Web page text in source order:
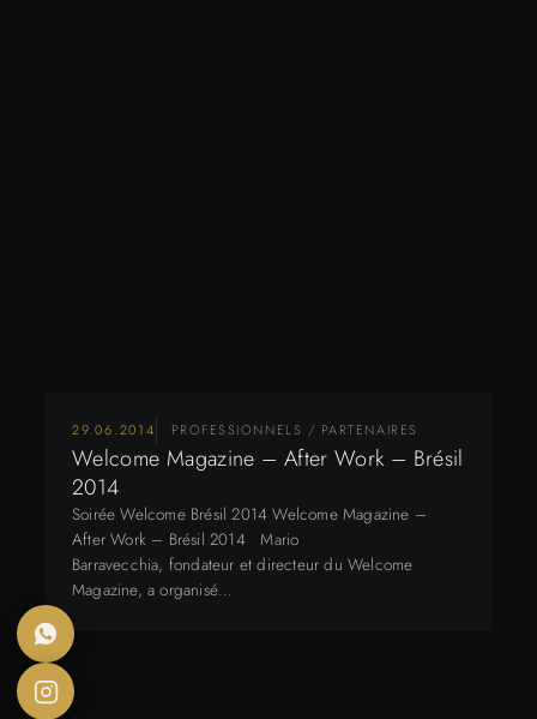
29.06.2014 PROFESSIONNELS / PARTENAIRES
Welcome Magazine – After Work – Brésil
2014
Soirée Welcome Brésil 2014 Welcome Magazine –
After Work – Brésil 2014 Mario
Barravecchia, fondateur et directeur du Welcome
Magazine, a organisé…